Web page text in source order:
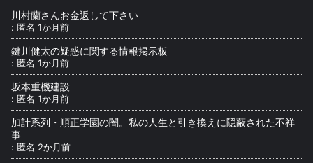
川村蘭さんお金返して下さい
: 匿名 1か月前
鍵川健太の疑惑に関する情報掲示板
: 匿名 1か月前
坂本重機建設
: 匿名 1か月前
加計系列・順正学園の闇。私の人生と引き換えに隠蔽された不祥
事
: 匿名 2か月前